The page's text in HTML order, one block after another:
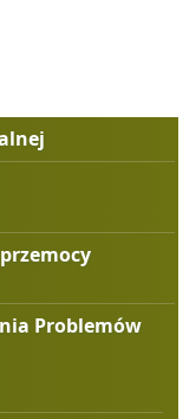
Problemów